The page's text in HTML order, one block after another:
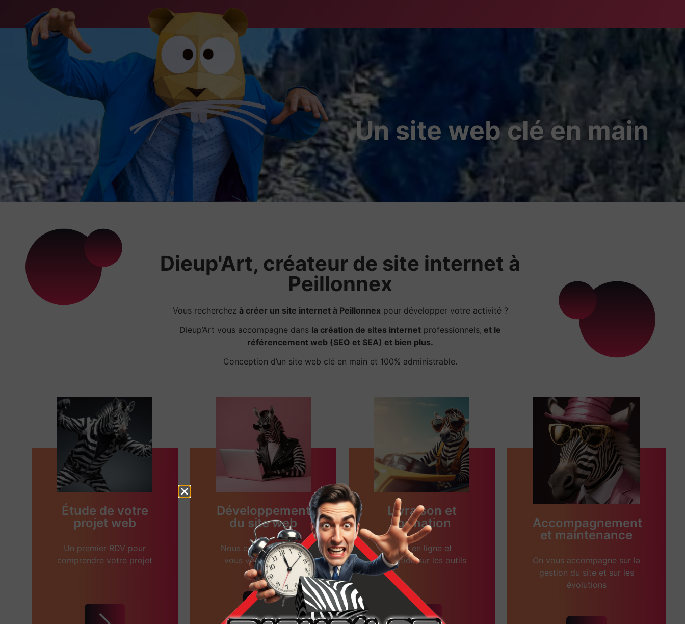
Un site web clé en main
Dieup'Art, créateur de site internet à
Peillonnex
Vous recherchez à créer un site internet à Peillonnex pour développer votre activité ?
Dieup’Art vous accompagne dans la création de sites internet professionnels, et le
référencement web (SEO et SEA) et bien plus.
Conception d’un site web clé en main et 100% administrable.
Étude de votre
projet web
Un premier RDV pour
comprendre votre projet
Développement
du site web
Nous concevons avec
vous votre site web.
Livraison et
formation
Mise en ligne et
formation sur les outils
Accompagnement
et maintenance
On vous accompagne sur la
gestion du site et sur les
évolutions